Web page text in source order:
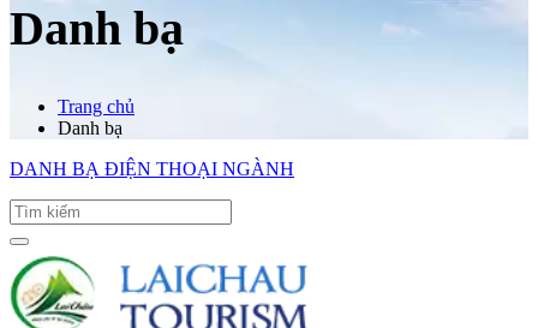
Danh bạ
Trang chủ
Danh bạ
DANH BẠ ĐIỆN THOẠI NGÀNH